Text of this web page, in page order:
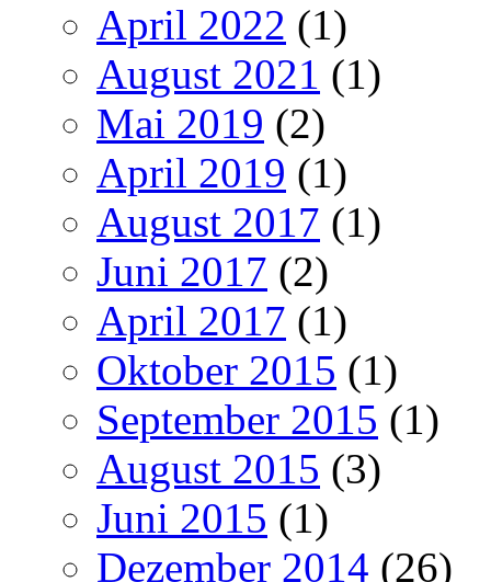
April 2022 (1)
August 2021 (1)
Mai 2019 (2)
April 2019 (1)
August 2017 (1)
Juni 2017 (2)
April 2017 (1)
Oktober 2015 (1)
September 2015 (1)
August 2015 (3)
Juni 2015 (1)
Dezember 2014 (26)